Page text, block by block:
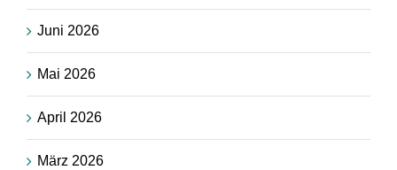
Juni 2026
Mai 2026
April 2026
März 2026